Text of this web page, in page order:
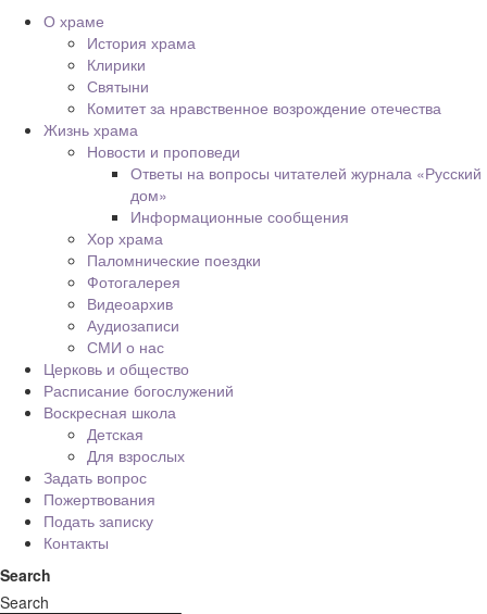
О храме
История храма
Клирики
Святыни
Комитет за нравственное возрождение отечества
Жизнь храма
Новости и проповеди
Ответы на вопросы читателей журнала «Русский
дом»
Информационные сообщения
Хор храма
Паломнические поездки
Фотогалерея
Видеоархив
Аудиозаписи
СМИ о нас
Церковь и общество
Расписание богослужений
Воскресная школа
Детская
Для взрослых
Задать вопрос
Пожертвования
Подать записку
Контакты
Search
Search